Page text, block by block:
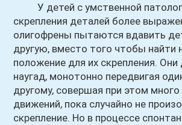
У детей с умственной
скрепления деталей более
олигофрены пытаются вдавить
другую, вместо того чтобы найти
положение для их скрепления.
наугад, монотонно передвигая
другому, совершая при этом
движений, пока случайно не
скрепление. Но в процессе